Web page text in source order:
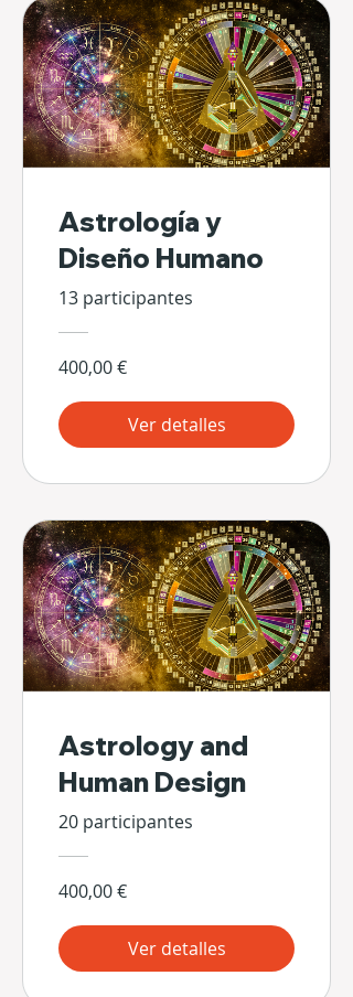
Astrología y
Diseño Humano
13 participantes
400,00 €
Ver detalles
Astrology and
Human Design
20 participantes
400,00 €
Ver detalles